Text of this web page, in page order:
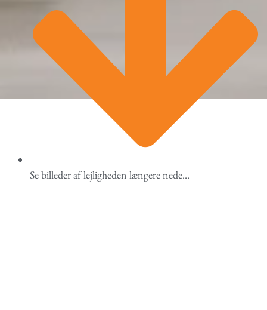
Se billeder af lejligheden længere nede...